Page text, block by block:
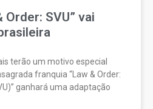
Order: SVU” vai
terão um motivo especial
franquia “Law & Order:
ganhará uma adaptação